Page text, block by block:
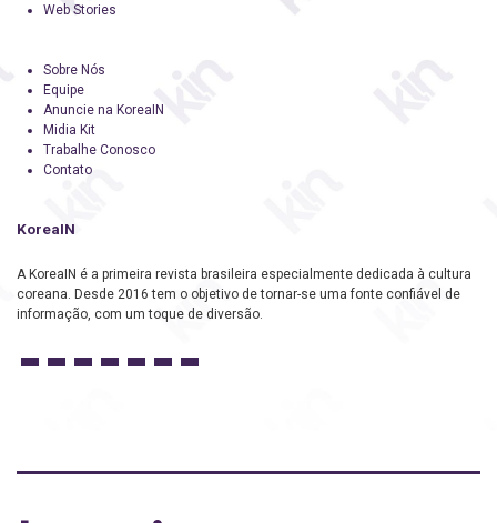
Web Stories
Sobre Nós
Equipe
Anuncie na KoreaIN
Midia Kit
Trabalhe Conosco
Contato
KoreaIN
A KoreaIN é a primeira revista brasileira especialmente dedicada à cultura
coreana. Desde 2016 tem o objetivo de tornar-se uma fonte confiável de
informação, com um toque de diversão.